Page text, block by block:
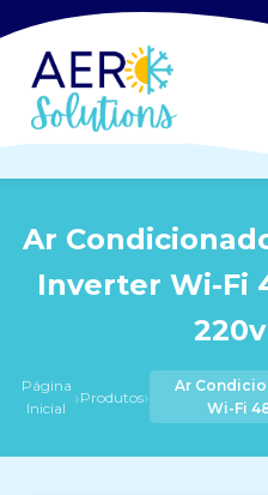
Ar
Inverter Wi-Fi
Página
Inicial ›Produtos›
Ar
Wi-Fi